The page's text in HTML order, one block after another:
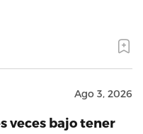
Ago 3, 2026
veces bajo tener